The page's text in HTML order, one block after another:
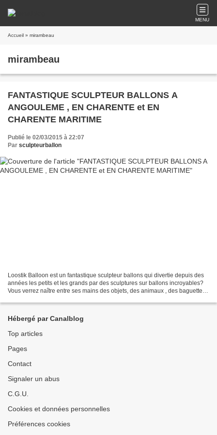
MENU
Accueil » mirambeau
mirambeau
FANTASTIQUE SCULPTEUR BALLONS A
ANGOULEME , EN CHARENTE et EN
CHARENTE MARITIME
Publié le 02/03/2015 à 22:07
Par sculpteurballon
Loostik Balloon est un fantastique sculpteur ballons qui divertie depuis des
années les petits et les grands par des sculptures sur ballons incroyables?
Vous verrez naître entre ses mains des objets, des animaux , des baguettes
Hébergé par Canalblog
Top articles
Pages
Contact
Signaler un abus
C.G.U.
Cookies et données personnelles
Préférences cookies